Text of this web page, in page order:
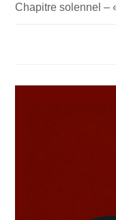
Chapitre solennel –